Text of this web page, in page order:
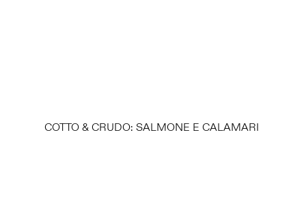
COTTO & CRUDO: SALMONE E CALAMARI